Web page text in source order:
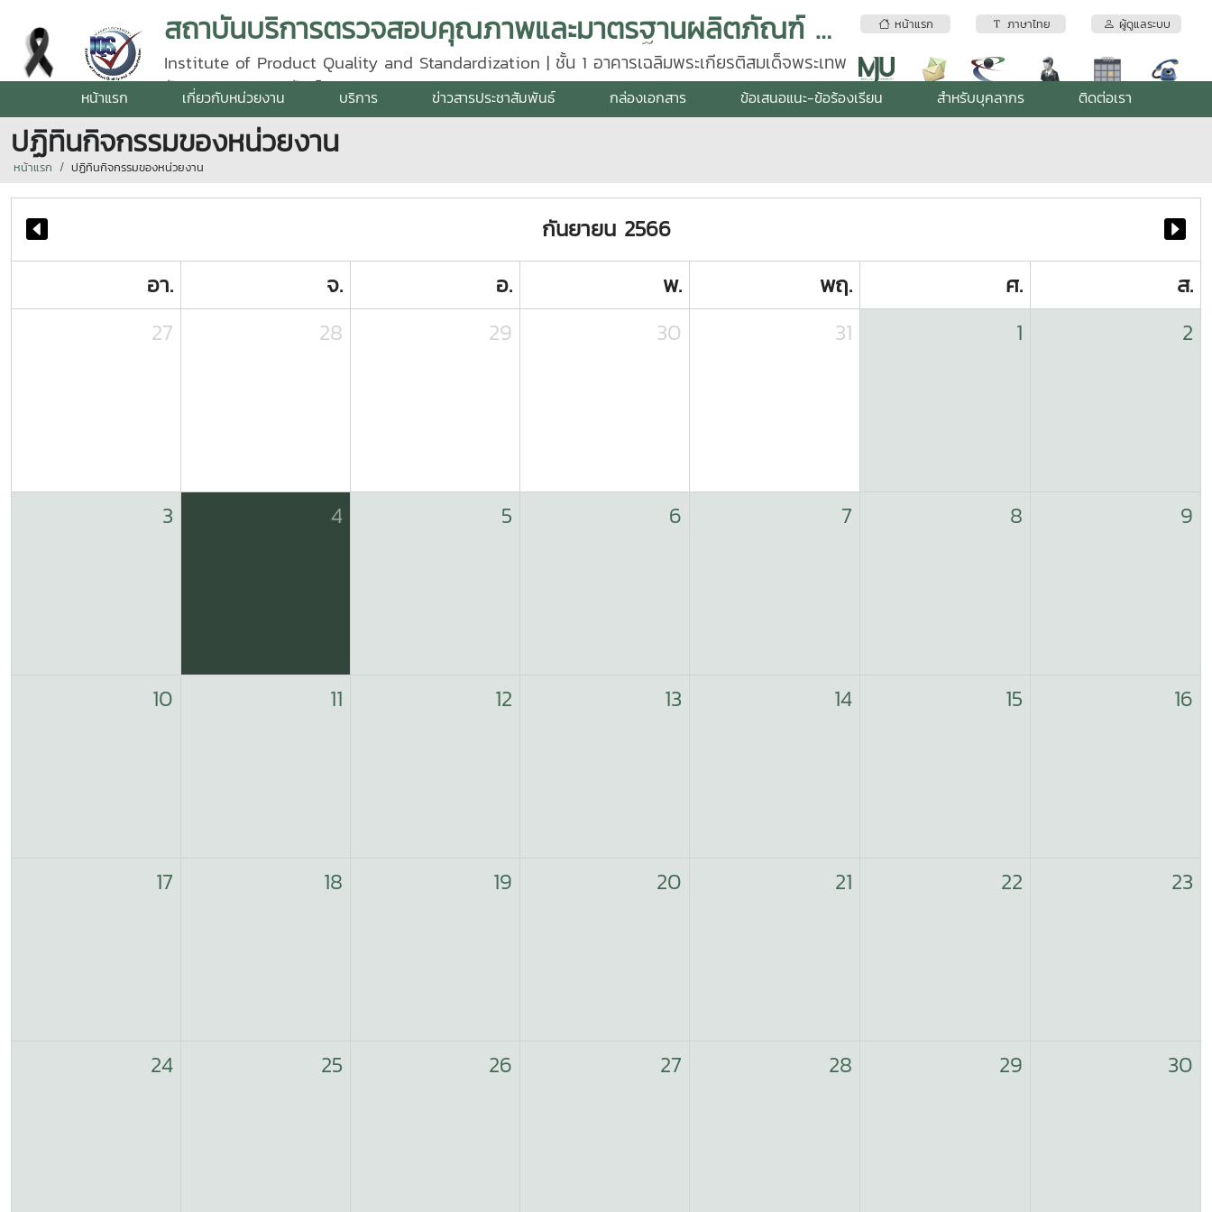
หน้าแรก ภาษาไทย ผู้ดูแลระบบ
สถาบันบริการตรวจสอบคุณภาพและมาตรฐานผลิตภัณฑ์ มหาวิทยาลัยแม่โจ้
Institute of Product Quality and Standardization | ชั้น 1 อาคารเฉลิมพระเกียรติสมเด็จพระเทพ
รัตนราชสุดา | โทรศัพท์ 0 5387 5640
หน้าแรก เกี่ยวกับหน่วยงาน บริการ ข่าวสารประชาสัมพันธ์ กล่องเอกสาร ข้อเสนอแนะ-ข้อร้องเรียน สำหรับบุคลากร ติดต่อเรา
ปฏิทินกิจกรรมของหน่วยงาน
หน้าแรก ปฏิทินกิจกรรมของหน่วยงาน
กันยายน 2566
อา.
จ. อ. พ. พฤ. ศ.
ส.
27
28 29 30 31 1 2
3 4 5 6 7 8 9
10 11 12 13 14 15 16
17 18 19 20 21 22 23
24 25 26 27 28 29 30